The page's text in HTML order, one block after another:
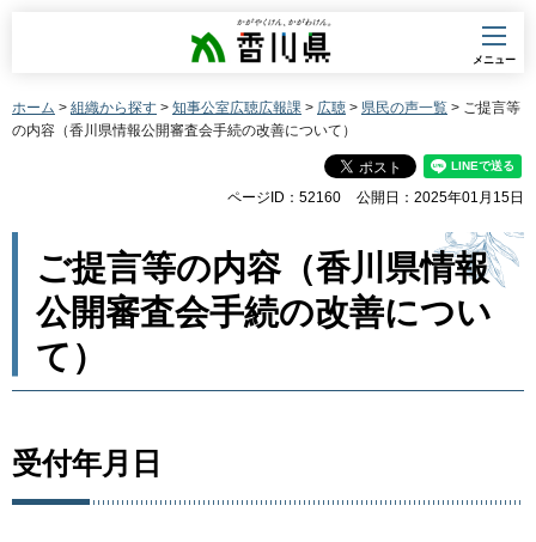
香川県
メニュー
ホーム > 組織から探す > 知事公室広聴広報課 > 広聴 > 県民の声一覧 > ご提言等
の内容（香川県情報公開審査会手続の改善について）
ページID：52160 公開日：2025年01月15日
ご提言等の内容（香川県情報
公開審査会手続の改善につい
て）
受付年月日